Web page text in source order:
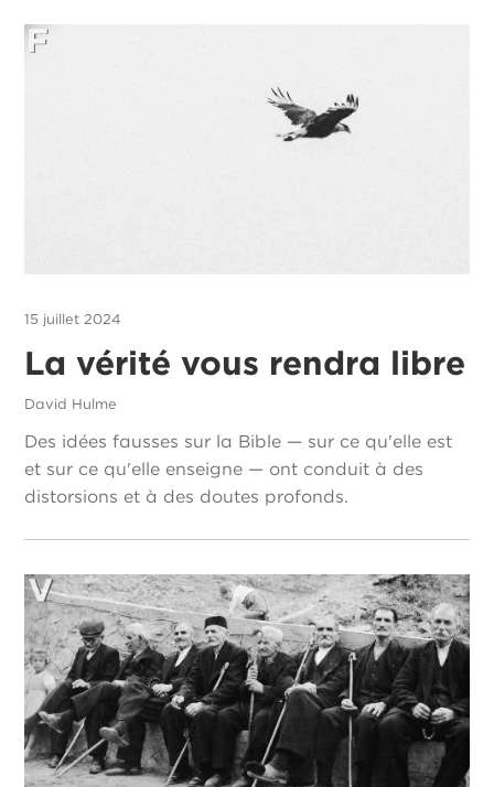
15 juillet 2024
La vérité vous rendra libre
David Hulme
Des idées fausses sur la Bible — sur ce qu'elle est
et sur ce qu'elle enseigne — ont conduit à des
distorsions et à des doutes profonds.